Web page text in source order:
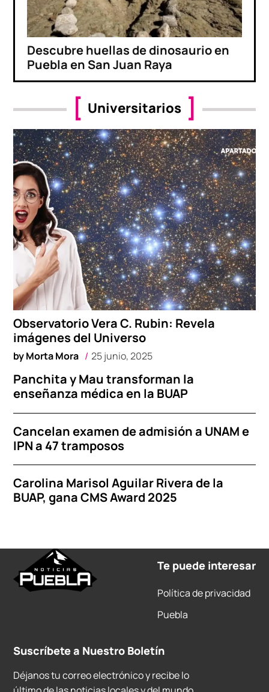
Descubre huellas de dinosaurio en
Puebla en San Juan Raya
Universitarios
Observatorio Vera C. Rubin: Revela
imágenes del Universo
byMorta Mora 25 junio, 2025
Panchita y Mau transforman la
enseñanza médica en la BUAP
Cancelan examen de admisión a UNAM e
IPN a 47 tramposos
Carolina Marisol Aguilar Rivera de la
BUAP, gana CMS Award 2025
Te puede interesar
Política de privacidad
Puebla
Suscríbete a Nuestro Boletín
Déjanos tu correo electrónico y recibe lo